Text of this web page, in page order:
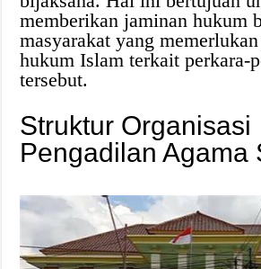
memberikan jaminan hukum
masyarakat yang
hukum Islam terkait perkara-
tersebut.
Struktur Organisasi
Pengadilan Agama